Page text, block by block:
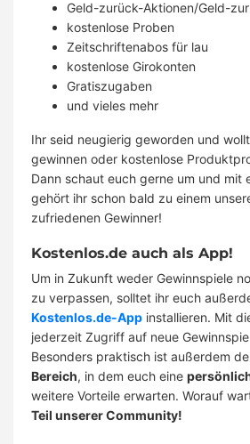
Geld-zurück-Aktionen/Geld-
kostenlose Proben
Zeitschriftenabos für lau
kostenlose Girokonten
Gratiszugaben
und vieles mehr
Ihr seid neugierig geworden und
gewinnen oder kostenlose
Dann schaut euch gerne um und mit
gehört ihr schon bald zu einem
zufriedenen Gewinner!
Kostenlos.de auch als App!
Um in Zukunft weder Gewinnspiele
zu verpassen, solltet ihr euch
Kostenlos.de-App installieren. Mit
jederzeit Zugriff auf neue
Besonders praktisch ist außerdem
Bereich, in dem euch eine
weitere Vorteile erwarten. Worauf
Teil unserer Community!